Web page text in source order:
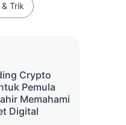
Trik
Crypto
Pemula
Memahami
Digital